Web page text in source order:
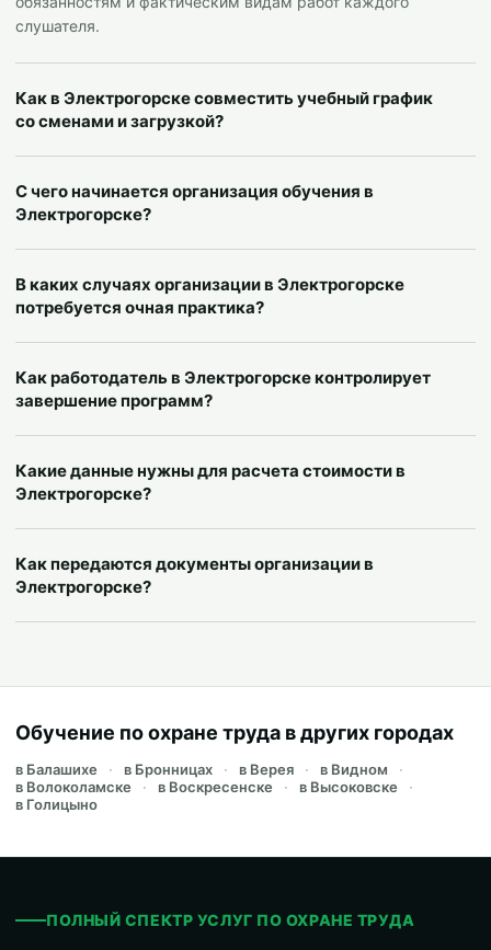
слушателя.
Как в Электрогорске совместить учебный график
со сменами и загрузкой?
С чего начинается организация обучения в
Электрогорске?
В каких случаях организации в Электрогорске
потребуется очная практика?
Как работодатель в Электрогорске контролирует
завершение программ?
Какие данные нужны для расчета стоимости в
Электрогорске?
Как передаются документы организации в
Электрогорске?
Обучение по охране труда в других городах
в Балашихе в Бронницах в Верея
в Видном
в Волоколамске
в Воскресенске
в Высоковске
в Голицыно
ПОЛНЫЙ СПЕКТР УСЛУГ ПО ОХРАНЕ ТРУДА